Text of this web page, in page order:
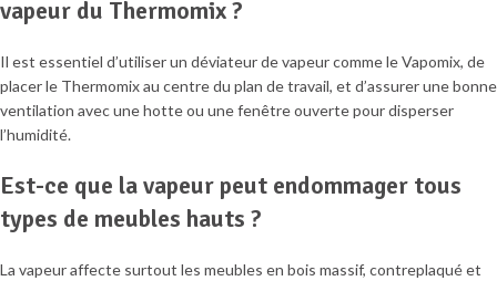
vapeur du Thermomix ?
Il est essentiel d’utiliser un déviateur de vapeur comme le Vapomix, de
placer le Thermomix au centre du plan de travail, et d’assurer une bonne
ventilation avec une hotte ou une fenêtre ouverte pour disperser
l’humidité.
Est-ce que la vapeur peut endommager tous
types de meubles hauts ?
La vapeur affecte surtout les meubles en bois massif, contreplaqué et